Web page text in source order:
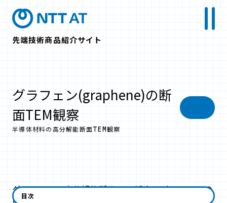
先端技術商品紹介サイト
グラフェン(graphene)の断
面TEM観察
半導体材料の高分解能断面TEM観察
グラフェンの高分解能断面TEM観察はグラフェンの
目次